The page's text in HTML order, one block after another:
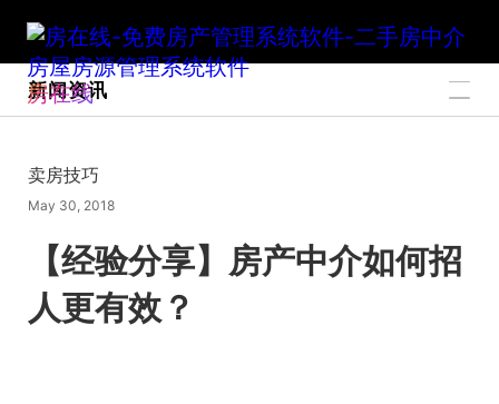
房在线
新闻资讯
卖房技巧
May 30, 2018
【经验分享】房产中介如何招
人更有效？